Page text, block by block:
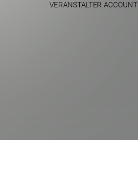
VERANSTALTER ACCOUNT